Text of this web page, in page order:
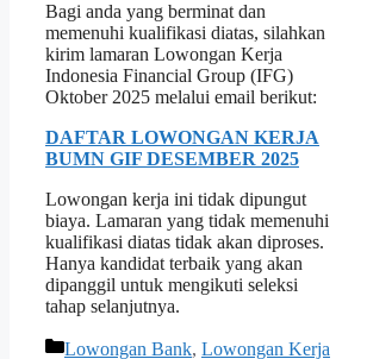
Bagi anda yang berminat dan
memenuhi kualifikasi diatas, silahkan
kirim lamaran Lowongan Kerja
Indonesia Financial Group (IFG)
Oktober 2025 melalui email berikut:
DAFTAR LOWONGAN KERJA
BUMN GIF DESEMBER 2025
Lowongan kerja ini tidak dipungut
biaya. Lamaran yang tidak memenuhi
kualifikasi diatas tidak akan diproses.
Hanya kandidat terbaik yang akan
dipanggil untuk mengikuti seleksi
tahap selanjutnya.
Kategori
Lowongan Bank, Lowongan Kerja